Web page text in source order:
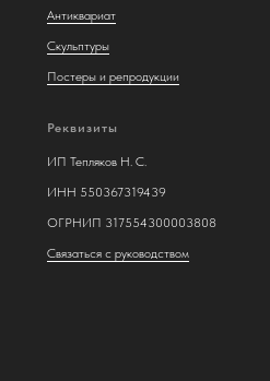
Антиквариат
Скульптуры
Постеры и репродукции
Реквизиты
ИП Тепляков Н. С.
ИНН 550367319439
ОГРНИП 317554300003808
Связаться с руководством